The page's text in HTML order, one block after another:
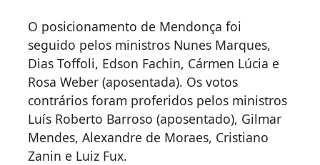
O posicionamento de Mendonça foi
seguido pelos ministros Nunes Marques,
Dias Toffoli, Edson Fachin, Cármen Lúcia e
Rosa Weber (aposentada). Os votos
contrários foram proferidos pelos ministros
Luís Roberto Barroso (aposentado), Gilmar
Mendes, Alexandre de Moraes, Cristiano
Zanin e Luiz Fux.